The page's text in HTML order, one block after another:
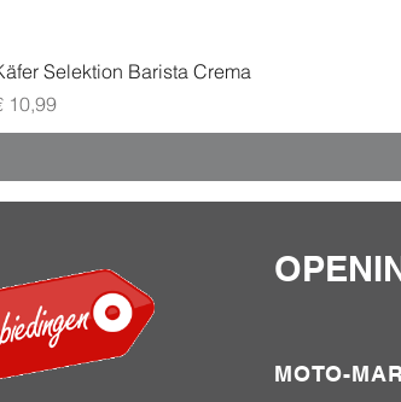
Selektion Barista Crema
10,99
MOTO-